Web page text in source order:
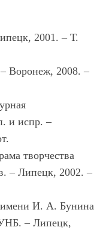
2001. – Т.
Воронеж, 2008. –
и испр. –
творчества
– Липецк, 2002. –
имени И. А. Бунина
– Липецк,